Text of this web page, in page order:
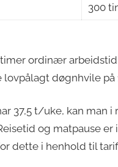
300
timer ordinær
døgnhvile på
37,5 t/uke, kan man i
og matpause
dette i henhold til